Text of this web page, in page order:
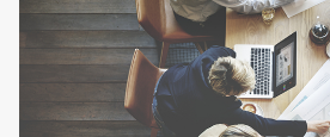
Open Source
Karriere